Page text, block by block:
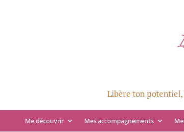
Libère ton
Me découvrir Mes accompagnements